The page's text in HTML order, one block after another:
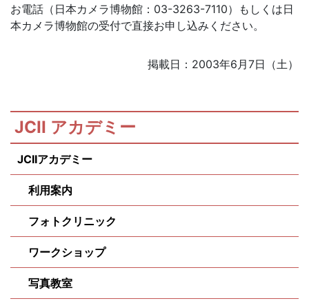
お電話（日本カメラ博物館：03-3263-7110）もしくは日
本カメラ博物館の受付で直接お申し込みください。
掲載日：2003年6月7日（土）
JCII アカデミー
JCIIアカデミー
利用案内
フォトクリニック
ワークショップ
写真教室